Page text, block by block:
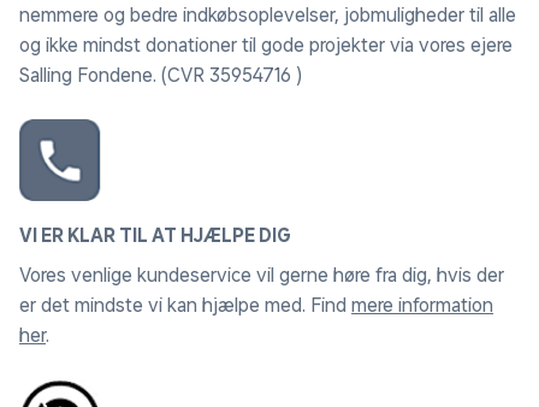
nemmere og bedre indkøbsoplevelser, jobmuligheder til alle
og ikke mindst donationer til gode projekter via vores ejere
Salling Fondene. (CVR 35954716 )
VI ER KLAR TIL AT HJÆLPE DIG
Vores venlige kundeservice vil gerne høre fra dig, hvis der
er det mindste vi kan hjælpe med. Find mere information
her.